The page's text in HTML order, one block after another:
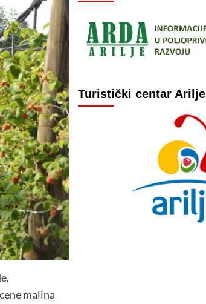
malina
Turistički centar Arilje